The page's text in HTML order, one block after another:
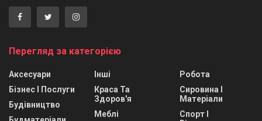
Перегляд за категорією
Аксесуари
Бізнес І Послуги
Будівництво
Інші
Краса Та
Здоров'я
Меблі
Робота
Сировина І
Матеріали
Спорт І